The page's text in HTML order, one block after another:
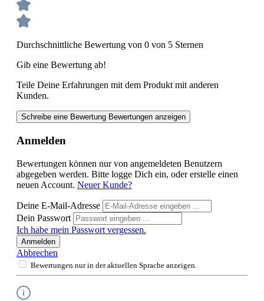
Durchschnittliche Bewertung von 0 von 5 Sternen
Gib eine Bewertung ab!
Teile Deine Erfahrungen mit dem Produkt mit anderen
Kunden.
Schreibe eine Bewertung Bewertungen anzeigen
Anmelden
Bewertungen können nur von angemeldeten Benutzern
abgegeben werden. Bitte logge Dich ein, oder erstelle einen
neuen Account. Neuer Kunde?
Deine E-Mail-Adresse
Dein Passwort
Ich habe mein Passwort vergessen.
Anmelden
Abbrechen
Bewertungen nur in der aktuellen Sprache anzeigen.